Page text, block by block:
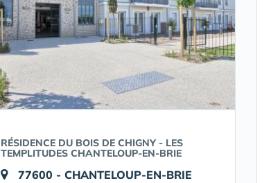
RÉSIDENCE DU BOIS DE CHIGNY - LES
TEMPLITUDES CHANTELOUP-EN-BRIE
77600 - CHANTELOUP-EN-BRIE